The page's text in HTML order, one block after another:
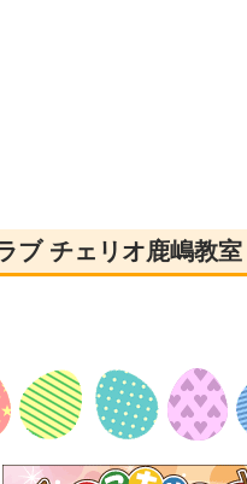
ブ チェリオ鹿嶋教室